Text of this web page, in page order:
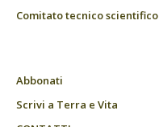
Comitato tecnico scientifico
Abbonati
Scrivi a Terra e Vita